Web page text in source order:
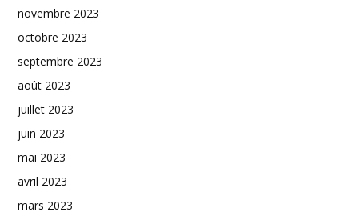
novembre 2023
octobre 2023
septembre 2023
août 2023
juillet 2023
juin 2023
mai 2023
avril 2023
mars 2023